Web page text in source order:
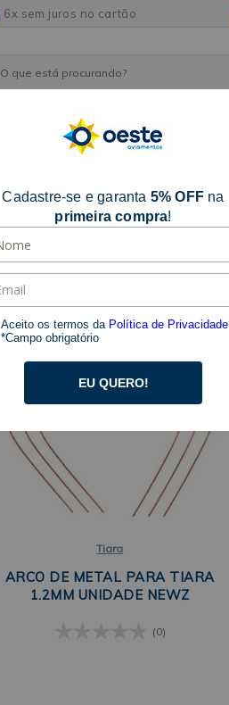
6x sem juros no cartão
FITAS
ARMARINHOS
E
ACESSÓRIOS
Tiara
ARCO DE METAL PARA TIARA
1.2MM UNIDADE NEWZ
(0)
Cadastre-se e garanta 5% OFF na
primeira compra!
Aceito os termos da Política de Privacidade
*Campo obrigatório
EU QUERO!